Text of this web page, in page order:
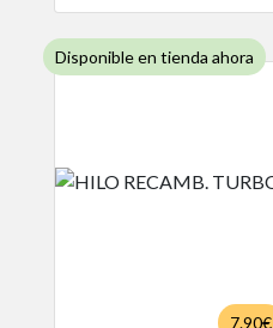
Disponible en tienda ahora
7.90€